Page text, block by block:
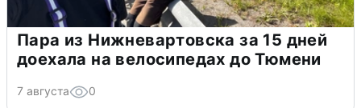
Пара из Нижневартовска за 15 дней
доехала на велосипедах до Тюмени
7 августа 0